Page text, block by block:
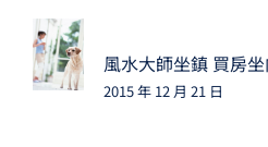
風水大師坐鎮 買房
2015 年 12 月 21 日